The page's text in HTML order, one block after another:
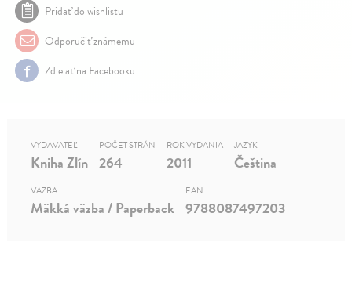
Pridať do wishlistu
Odporučiť známemu
Zdielať na Facebooku
VYDAVATEĽ
Kniha Zlín
POČET STRÁN
264
ROK VYDANIA
2011
JAZYK
Čeština
VÄZBA
Mäkká väzba / Paperback
EAN
9788087497203